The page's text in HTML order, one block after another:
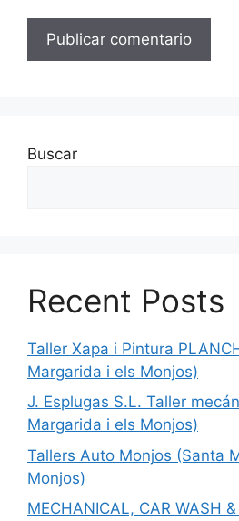
Buscar
Recent Posts
Taller Xapa i Pintura
Margarida i els Monjos)
J. Esplugas S.L. Taller
Margarida i els Monjos)
Tallers Auto Monjos (Santa
Monjos)
MECHANICAL, CAR WASH